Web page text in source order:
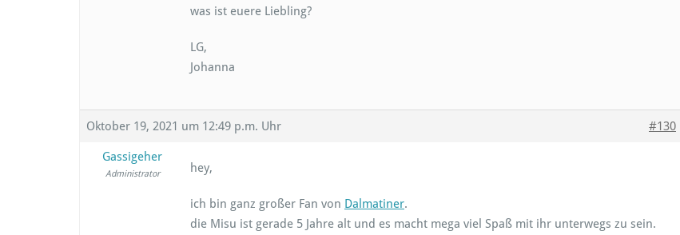
was ist euere Liebling?
LG,
Johanna
Oktober 19, 2021 um 12:49 p.m. Uhr #130
Gassigeher
Administrator hey,
ich bin ganz großer Fan von Dalmatiner.
die Misu ist gerade 5 Jahre alt und es macht mega viel Spaß mit ihr unterwegs zu sein.